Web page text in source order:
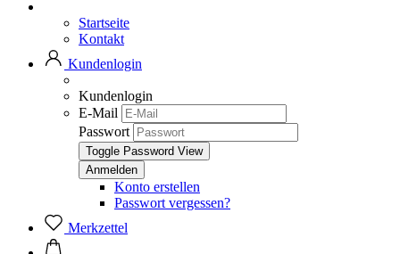
Startseite
Kontakt
Kundenlogin
Kundenlogin
E-Mail
Passwort
Toggle Password View
Konto erstellen
Passwort vergessen?
Merkzettel